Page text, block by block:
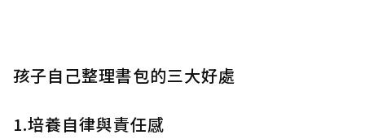
孩子自己整理書包的三大好處
1.培養自律與責任感